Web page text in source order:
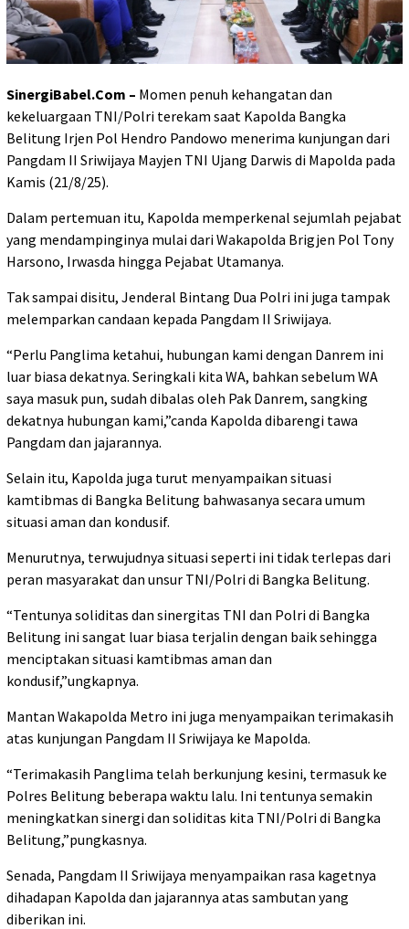
SinergiBabel.Com – Momen penuh kehangatan dan
kekeluargaan TNI/Polri terekam saat Kapolda Bangka
Belitung Irjen Pol Hendro Pandowo menerima kunjungan dari
Pangdam II Sriwijaya Mayjen TNI Ujang Darwis di Mapolda pada
Kamis (21/8/25).
Dalam pertemuan itu, Kapolda memperkenal sejumlah pejabat
yang mendampinginya mulai dari Wakapolda Brigjen Pol Tony
Harsono, Irwasda hingga Pejabat Utamanya.
Tak sampai disitu, Jenderal Bintang Dua Polri ini juga tampak
melemparkan candaan kepada Pangdam II Sriwijaya.
“Perlu Panglima ketahui, hubungan kami dengan Danrem ini
luar biasa dekatnya. Seringkali kita WA, bahkan sebelum WA
saya masuk pun, sudah dibalas oleh Pak Danrem, sangking
dekatnya hubungan kami,”canda Kapolda dibarengi tawa
Pangdam dan jajarannya.
Selain itu, Kapolda juga turut menyampaikan situasi
kamtibmas di Bangka Belitung bahwasanya secara umum
situasi aman dan kondusif.
Menurutnya, terwujudnya situasi seperti ini tidak terlepas dari
peran masyarakat dan unsur TNI/Polri di Bangka Belitung.
“Tentunya soliditas dan sinergitas TNI dan Polri di Bangka
Belitung ini sangat luar biasa terjalin dengan baik sehingga
menciptakan situasi kamtibmas aman dan
kondusif,”ungkapnya.
Mantan Wakapolda Metro ini juga menyampaikan terimakasih
atas kunjungan Pangdam II Sriwijaya ke Mapolda.
“Terimakasih Panglima telah berkunjung kesini, termasuk ke
Polres Belitung beberapa waktu lalu. Ini tentunya semakin
meningkatkan sinergi dan soliditas kita TNI/Polri di Bangka
Belitung,”pungkasnya.
Senada, Pangdam II Sriwijaya menyampaikan rasa kagetnya
dihadapan Kapolda dan jajarannya atas sambutan yang
diberikan ini.